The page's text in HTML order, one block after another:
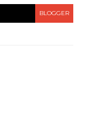
BLOGGER